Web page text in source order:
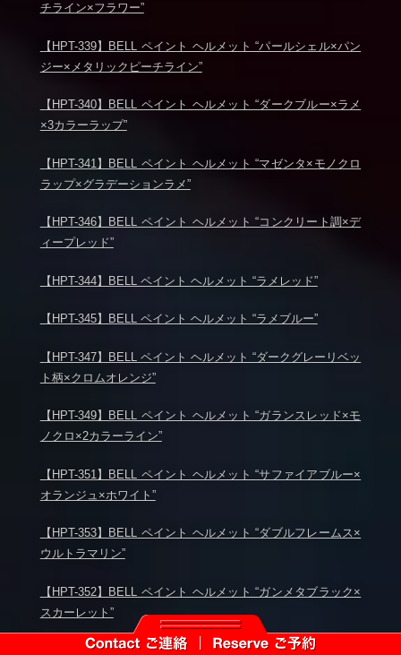
チライン×フラワー”
【HPT-339】BELL ペイント ヘルメット “パールシェル×パン
ジー×メタリックピーチライン”
【HPT-340】BELL ペイント ヘルメット “ダークブルー×ラメ
×3カラーラップ”
【HPT-341】BELL ペイント ヘルメット “マゼンタ×モノクロ
ラップ×グラデーションラメ”
【HPT-346】BELL ペイント ヘルメット “コンクリート調×デ
ィープレッド”
【HPT-344】BELL ペイント ヘルメット “ラメレッド”
【HPT-345】BELL ペイント ヘルメット “ラメブルー”
【HPT-347】BELL ペイント ヘルメット “ダークグレーリベッ
ト柄×クロムオレンジ”
【HPT-349】BELL ペイント ヘルメット “ガランスレッド×モ
ノクロ×2カラーライン”
【HPT-351】BELL ペイント ヘルメット “サファイアブルー×
オランジュ×ホワイト”
【HPT-353】BELL ペイント ヘルメット “ダブルフレームス×
ウルトラマリン”
【HPT-352】BELL ペイント ヘルメット “ガンメタブラック×
スカーレット”
【HPT-355】BELL ペイント ヘルメット “キャンディーレッド